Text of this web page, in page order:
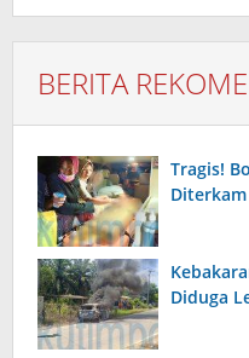
BERITA
Tragis!
Diduga